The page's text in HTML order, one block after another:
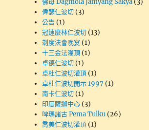
佛母 Dagmola Jamyang Sakya (3)
偉瑟仁波切 (3)
公告 (1)
冠速麼林仁波切 (13)
剃度法會晚宴 (1)
十三金法灌頂 (1)
卓德仁波切 (1)
卓杜仁波切灌頂 (1)
卓杜仁波切開示 1997 (1)
南卡仁波切 (1)
印度薩迦中心 (3)
啤瑪諸古 Pema Tulku (26)
喬美仁波切灌頂 (1)